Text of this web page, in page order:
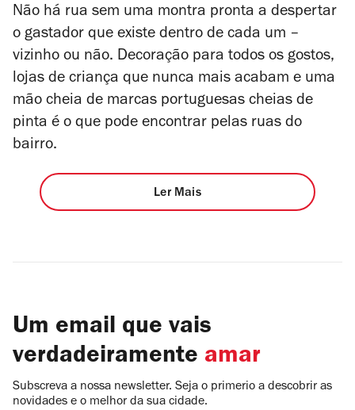
Não há rua sem uma montra pronta a despertar
o gastador que existe dentro de cada um –
vizinho ou não. Decoração para todos os gostos,
lojas de criança que nunca mais acabam e uma
mão cheia de marcas portuguesas cheias de
pinta é o que pode encontrar pelas ruas do
bairro.
Ler Mais
Um email que vais
verdadeiramente amar
Subscreva a nossa newsletter. Seja o primerio a descobrir as
novidades e o melhor da sua cidade.